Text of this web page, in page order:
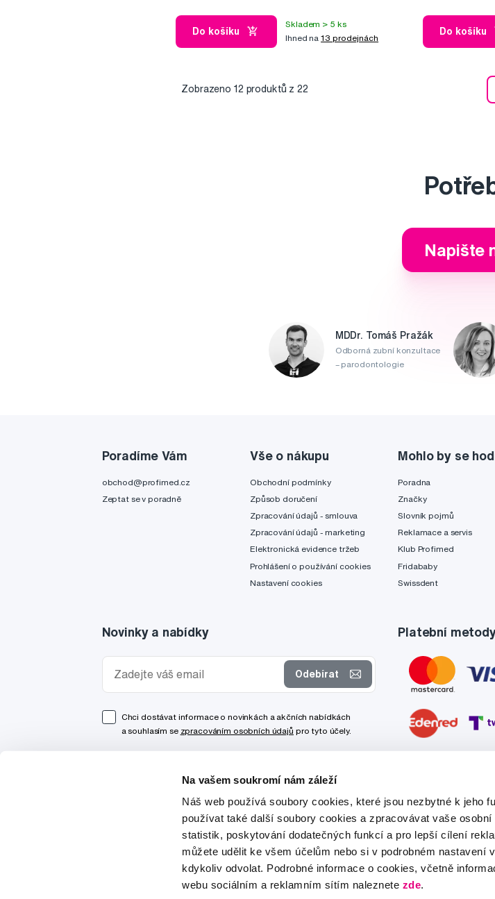
Na vašem soukromí nám záleží
Náš web používá soubory cookies, které jsou nezbytné k jeho
používat také další soubory cookies a zpracovávat vaše
statistik, poskytování dodatečných funkcí a pro lepší cílení
můžete udělit ke všem účelům nebo si v podrobném nastavení
kdykoliv odvolat. Podrobné informace o cookies, včetně
webu sociálním a reklamním sítím naleznete zde.
Do košíku
Skladem > 5 ks
Ihned na13 prodejnách
Do košíku
Zobrazeno 12 produktů z 22
Napište
MDDr. Tomáš Pražák
Odborná zubní konzultace
– parodontologie
Poradíme Vám
obchod@profimed.cz
Zeptat se v poradně
Vše o nákupu
Obchodní podmínky
Způsob doručení
Zpracování údajů - smlouva
Zpracování údajů - marketing
Elektronická evidence tržeb
Prohlášení o používání cookies
Nastavení cookies
Mohlo by se
Poradna
Značky
Slovník pojmů
Reklamace a servis
Klub Profimed
Fridababy
Swissdent
Novinky a nabídky
Odebírat
Chci dostávat informace o novinkách a akčních nabídkách
a souhlasím se zpracováním osobních údajů pro tyto účely.
Platební
Tato stránka je chráněna službou reCAPTCHA a